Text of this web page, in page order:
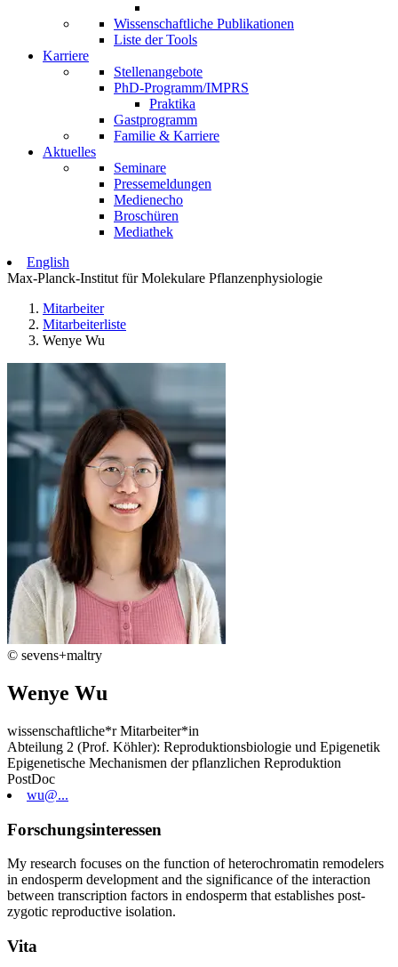
Wissenschaftliche Publikationen
Liste der Tools
Karriere
Stellenangebote
PhD-Programm/IMPRS
Praktika
Gastprogramm
Familie & Karriere
Aktuelles
Seminare
Pressemeldungen
Medienecho
Broschüren
Mediathek
English
Max-Planck-Institut für Molekulare Pflanzenphysiologie
Mitarbeiter
Mitarbeiterliste
Wenye Wu
© sevens+maltry
Wenye Wu
wissenschaftliche*r Mitarbeiter*in
Abteilung 2 (Prof. Köhler): Reproduktionsbiologie und Epigenetik
Epigenetische Mechanismen der pflanzlichen Reproduktion
PostDoc
wu@...
Forschungsinteressen
My research focuses on the function of heterochromatin remodelers
in endosperm development and the significance of the interaction
between transcription factors in endosperm that establishes post-
zygotic reproductive isolation.
Vita